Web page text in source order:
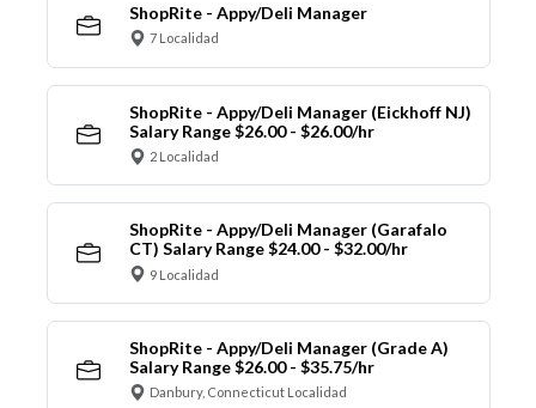
ShopRite - Appy/Deli Manager
7 Localidad
ShopRite - Appy/Deli Manager (Eickhoff NJ)
Salary Range $26.00 - $26.00/hr
2 Localidad
ShopRite - Appy/Deli Manager (Garafalo
CT) Salary Range $24.00 - $32.00/hr
9 Localidad
ShopRite - Appy/Deli Manager (Grade A)
Salary Range $26.00 - $35.75/hr
Danbury, Connecticut Localidad